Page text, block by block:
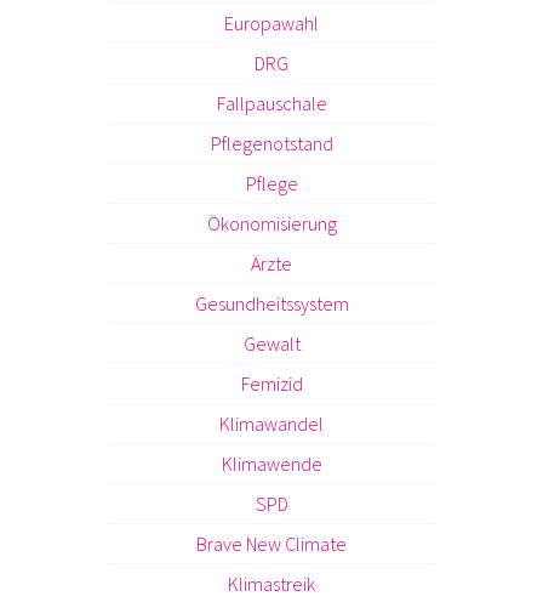
Europawahl
DRG
Fallpauschale
Pflegenotstand
Pflege
Ökonomisierung
Ärzte
Gesundheitssystem
Gewalt
Femizid
Klimawandel
Klimawende
SPD
Brave New Climate
Klimastreik